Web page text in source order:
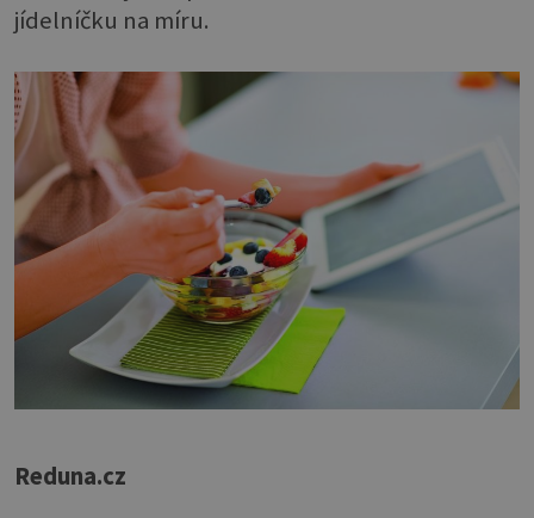
jídelníčku na míru.
Reduna.cz